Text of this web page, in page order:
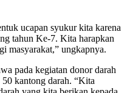
ucapan syukur kita karena
tahun Ke-7. Kita harapkan
masyarakat,” ungkapnya.
pada kegiatan donor darah
kantong darah. “Kita